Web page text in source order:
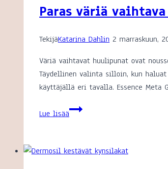
Paras väriä
TekijäKatarina Dahlin 2 marraskuun,
Väriä vaihtavat huulipunat ovat
Täydellinen valinta silloin, kun
käyttäjällä eri tavalla. Essence Meta
Lue lisääParas
huulipuna